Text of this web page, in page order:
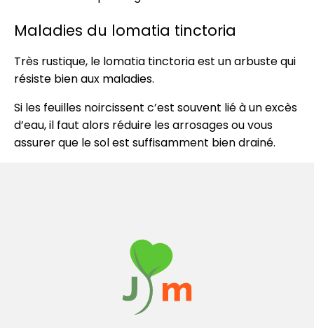
Maladies du lomatia tinctoria
Très rustique, le lomatia tinctoria est un arbuste qui
résiste bien aux maladies.
Si les feuilles noircissent c’est souvent lié à un excès
d’eau, il faut alors réduire les arrosages ou vous
assurer que le sol est suffisamment bien drainé.